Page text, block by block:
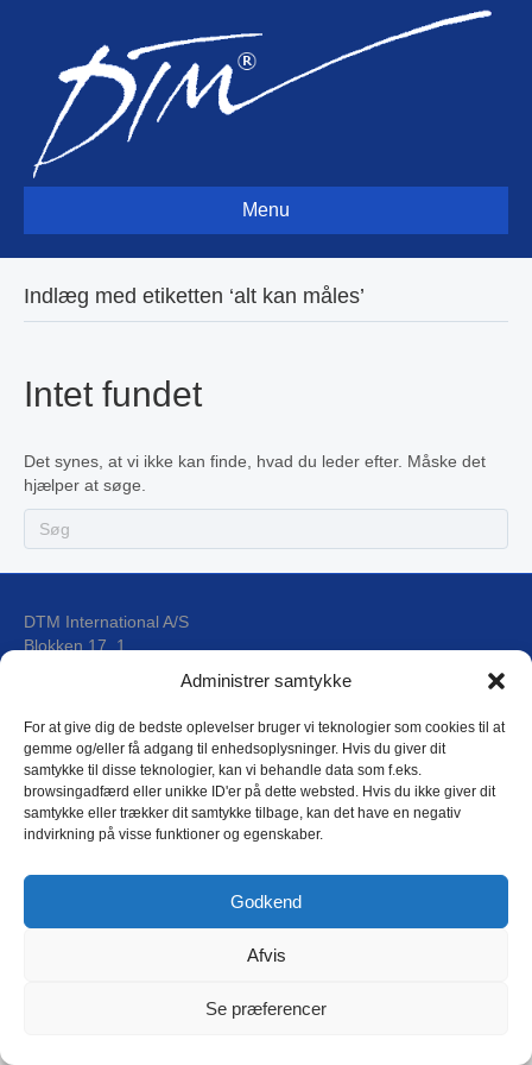
Administrer samtykke
For at give dig de bedste oplevelser bruger vi teknologier som cookies til at
gemme og/eller få adgang til enhedsoplysninger. Hvis du giver dit
samtykke til disse teknologier, kan vi behandle data som f.eks.
browsingadfærd eller unikke ID'er på dette websted. Hvis du ikke giver dit
samtykke eller trækker dit samtykke tilbage, kan det have en negativ
indvirkning på visse funktioner og egenskaber.
Godkend
Afvis
Se præferencer
Menu
Indlæg med etiketten ‘alt kan måles’
Intet fundet
Det synes, at vi ikke kan finde, hvad du leder efter. Måske det
hjælper at søge.
DTM International A/S
Blokken 17, 1
E-mail: dtm@dtm.dk
Tlf.: (+45) 4593 4588
CVR: 17 79 31 44
Copyright © 2018 DTM International as